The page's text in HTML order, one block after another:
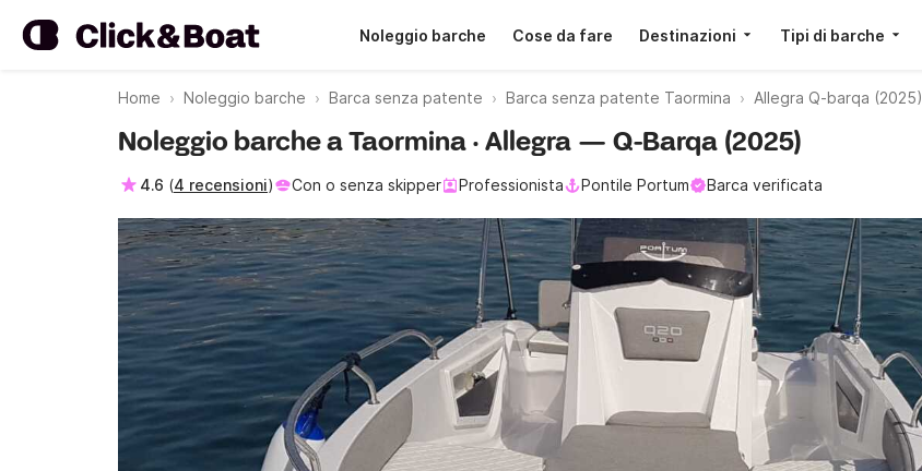
Noleggio barche Cose da fare Destinazioni Tipi di barche
Home Noleggio barche Barca senza patente Barca senza patente Taormina Allegra Q-barqa (2025)
Noleggio barche a Taormina · Allegra — Q-Barqa (2025)
4.6 (4 recensioni) Con o senza skipper Professionista Pontile Portum Barca verificata